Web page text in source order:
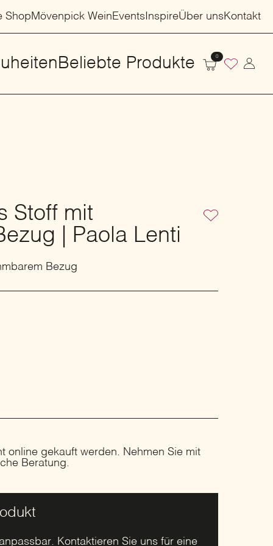
ShopMövenpick WeinEvents InspireÜber unsKontakt
Beliebte Produkte 0
Stoff mit
| Paola Lenti
Bezug
online gekauft werden. Nehmen Sie mit
Beratung.
Kontaktieren Sie uns für eine